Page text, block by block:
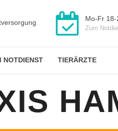
Mo-Fr
Zum
NOTDIENST TIERÄRZTE